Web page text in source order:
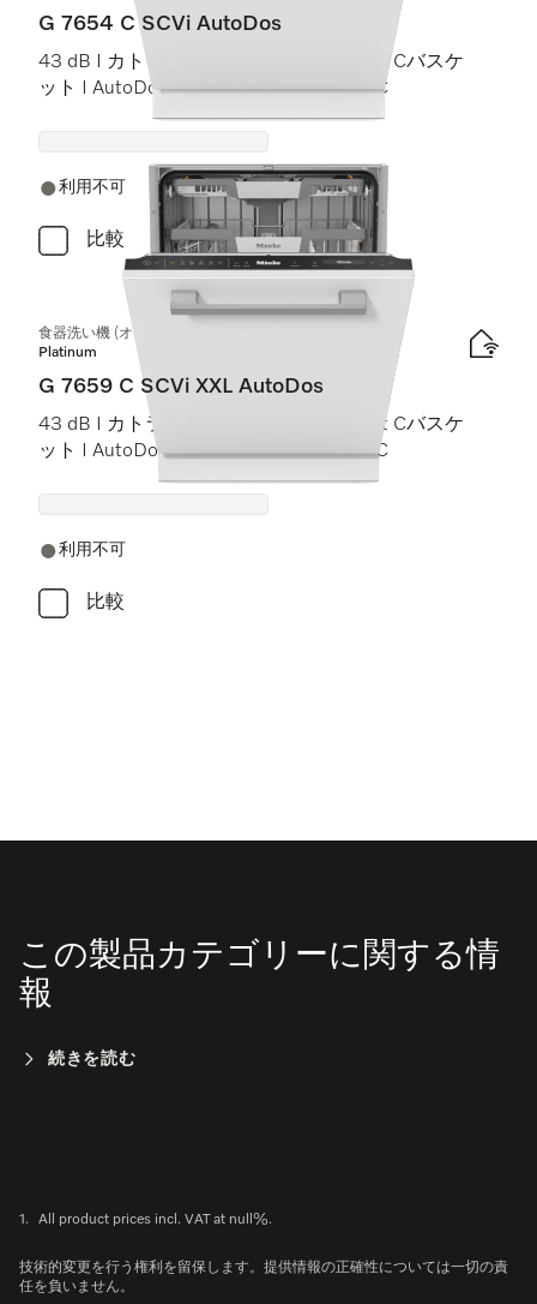
G 7654 C SCVi AutoDos
43 dB I カトラリートレイ I ExtraComfort Cバスケ
ット I AutoDos I 高温洗浄・すすぎ 75 °C
利用不可
比較
食器洗い機 (オールドア材取付専用タイプ) XXL
Platinum
G 7659 C SCVi XXL AutoDos
43 dB I カトラリートレイ I ExtraComfort Cバスケ
ット I AutoDos I 高温洗浄・すすぎ 75 °C
利用不可
比較
この製品カテゴリーに関する情
報
続きを読む
1. All product prices incl. VAT at null%.
技術的変更を行う権利を留保します。提供情報の正確性については一切の責
任を負いません。